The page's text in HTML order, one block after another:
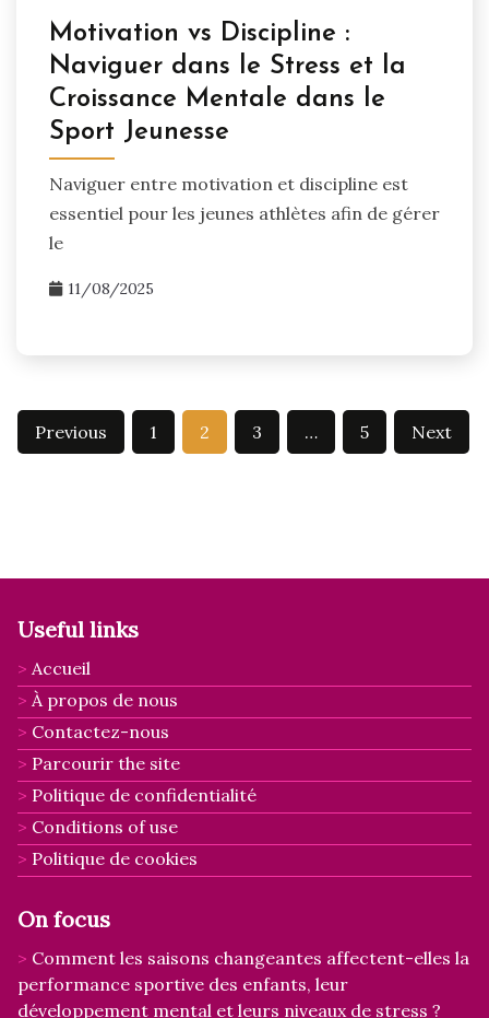
Motivation vs Discipline :
Naviguer dans le Stress et la
Croissance Mentale dans le
Sport Jeunesse
Naviguer entre motivation et discipline est
essentiel pour les jeunes athlètes afin de gérer
le
11/08/2025
Posts
Previous 1 2 3 … 5 Next
Useful links
Accueil
À propos de nous
Contactez-nous
Parcourir the site
Politique de confidentialité
Conditions of use
Politique de cookies
On focus
Comment les saisons changeantes affectent-elles la
performance sportive des enfants, leur
développement mental et leurs niveaux de stress ?